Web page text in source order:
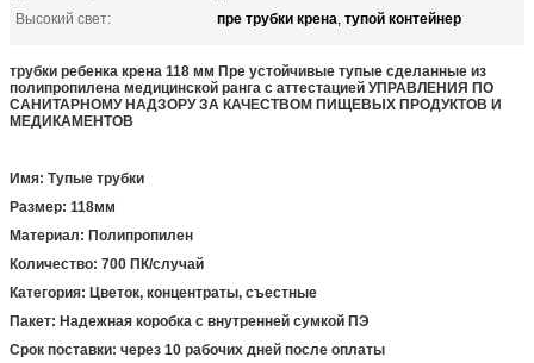
Высокий свет:
пре трубки крена, тупой контейнер
трубки ребенка крена 118 мм Пре устойчивые тупые сделанные из
полипропилена медицинской ранга с аттестацией УПРАВЛЕНИЯ ПО
САНИТАРНОМУ НАДЗОРУ ЗА КАЧЕСТВОМ ПИЩЕВЫХ ПРОДУКТОВ И
МЕДИКАМЕНТОВ
Имя: Тупые трубки
Размер: 118мм
Материал: Полипропилен
Количество: 700 ПК/случай
Категория: Цветок, концентраты, съестные
Пакет: Надежная коробка с внутренней сумкой ПЭ
Срок поставки: через 10 рабочих дней после оплаты